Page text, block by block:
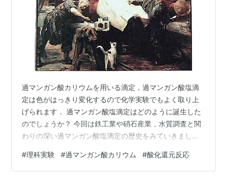
過マンガン酸カリウムを用いる滴定，過マンガン酸塩滴
定は色がはっきり変化するので化学実験でもよく取り上
げられます． 過マンガン酸塩滴定はどのように誕生した
のでしょうか？ 今回は鉄工業や硝石産業，水質調査と関
わりの深い過マンガン酸塩滴定の歴史をみていきましょ
#理科実験 #過マンガン酸カリウム #酸化還元反応